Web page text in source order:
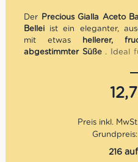
Der Precious Gialla Aceto
Belleiist ein eleganter,
mit etwas
hellerer,
abgestimmter Süße. Ideal
geeignet ist.
216